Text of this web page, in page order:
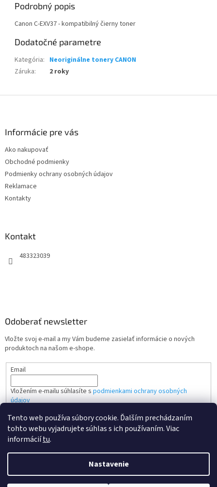
Tento web používa súbory cookie. Ďalším prechádzaním
tohto webu vyjadrujete súhlas s ich používaním. Viac
informáciítu.
Nastavenie
Podrobný popis
Canon C-EXV37 - kompatibilný čierny toner
Dodatočné parametre
Kategória: Neoriginálne tonery CANON
Záruka: 2 roky
Informácie pre vás
Ako nakupovať
Obchodné podmienky
Podmienky ochrany osobných údajov
Reklamace
Kontakty
Kontakt
483323039
Odoberať newsletter
Vložte svoj e-mail a my Vám budeme zasielať informácie o nových
produktoch na našom e-shope.
Email
Vložením e-mailu súhlasíte s podmienkami ochrany osobných
údajov
PRIHLÁSIŤ SA
Vytvoril Shoptet